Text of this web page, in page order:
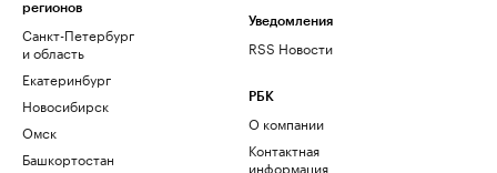
регионов
Санкт-Петербург
и область
Екатеринбург
Новосибирск
Омск
Башкортостан
Уведомления
RSS Новости
РБК
О компании
Контактная
информация